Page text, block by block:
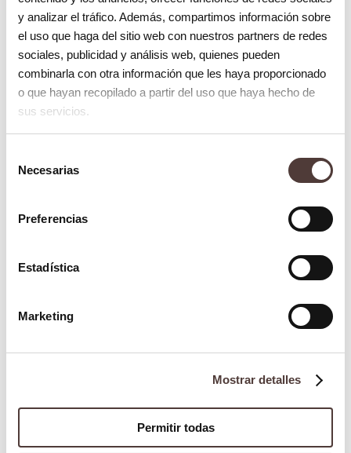
y analizar el tráfico. Además, compartimos información sobre
el uso que haga del sitio web con nuestros partners de redes
sociales, publicidad y análisis web, quienes pueden
combinarla con otra información que les haya proporcionado
o que hayan recopilado a partir del uso que haya hecho de
sus servicios.
Necesarias
Preferencias
Estadística
Marketing
Mostrar detalles
Permitir todas
dentales.
• La diabetes:esta enfermedad interfiere
en la buena cicatrización de los tejidos, por
lo tanto, una persona que padece esta
enfermedad es más propensa a desarrollar
periimplantitis.
• Mala colocación del implante:
aunque suene extraño una mala colocación
del implante puede generar periimplantitis.
• Enfermedades periodontales previas:
existen personas que suelen tener
periodontales, puesto que la forma ósea
tanto, si sufriste anteriormente de alguna
otra infección dental aumenta la
probabilidad de que desarrolles